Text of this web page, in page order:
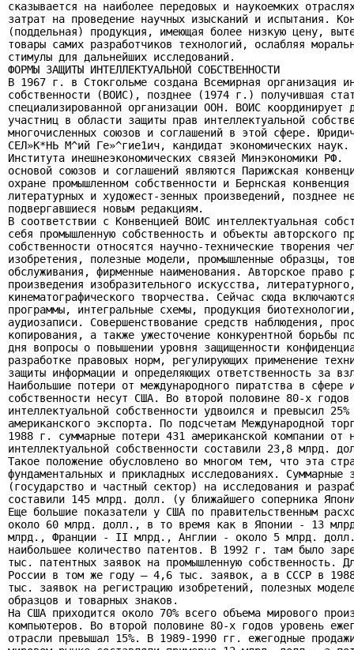
сказывается на наиболее передовых и наукоемких
затрат на проведение научных изысканий и испытания.
(поддельная) продукция, имеющая более низкую цену,
товары самих разработчиков технологий, ослабляя
стимулы для дальнейших исследований.
ФОРМЫ ЗАЩИТЫ ИНТЕЛЛЕКТУАЛЬНОЙ СОБСТВЕННОСТИ
В 1967 г. в Стокгольме создана Всемирная организация
собственности (ВОИС), позднее (1974 г.) получившая
специализированной организации ООН. ВОИС координирует
участниц в области защиты прав интеллектуальной
многочисленных союзов и соглашений в этой сфере.
СЕЛ»К*НЬ М^ий Ге»^гие1ич, кандидат экономических наук.
Института инешнеэкономических связей Минэкономики РФ.
основой союзов и соглашений являются Парижская
охране промышленном собственности и Бернская
литературных и художест-зенных произведений, позднее
подвергавшиеся новым редакциям.
В соответствии с Конвенцией ВОИС интеллектуальная
себя промышленную собственность и объекты авторского
собственности относятся научно-технические творения
изобретения, полезные модели, промышленные образцы,
обслуживания, фирменные наименования. Авторское право
произведения изобразительного искусства,
кинематографического творчества. Сейчас сюда
программы, интегральные схемы, продукция
аудиозаписи. Совершенствование средств наблюдения,
копирования, а также ужесточение конкурентной борьбы
дня вопросы о повышении уровня защищенности
разработке правовых норм, регулирующих применение
защиты информации и определяющих ответственность за
Наибольшие потери от международного пиратства в сфере
собственности несут США. Во второй половине 80-х
интеллектуальной собственности удвоился и превысил
американского экспорта. По подсчетам Международной
1988 г. суммарные потери 431 американской компании от
интеллектуальной собственности составили 23,8 млрд.
Такое положение обусловлено во многом тем, что эта
фундаментальных и прикладных исследованиях. Суммарные
(государство и частный сектор) на исследования и
составили 145 млрд. долл. (у ближайшего соперника
Еще большие показатели у США по правительственным
около 60 млрд. долл., в то время как в Японии - 13
млрд., Франции - II млрд., Англии - около 5 млрд. долл.
наибольшее количество патентов. В 1992 г. там было
тыс. патентных заявок на промышленную собственность.
России в том же году — 4,6 тыс. заявок, а в СССР в
тыс. заявок на регистрацию изобретений, полезных
образцов и товарных знаков.
На США приходится около 70% всего объема мирового
компьютеров. Во второй половине 80-х годов уровень
отрасли превышал 15%. В 1989-1990 гг. ежегодные